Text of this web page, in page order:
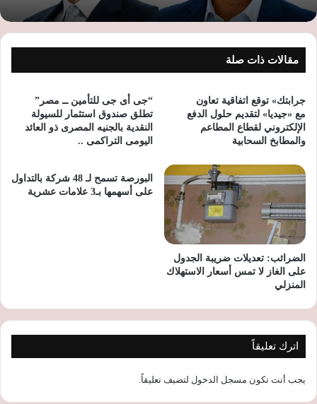
مقالات ذات صلة
جرابتك» توقع اتفاقية تعاون
مع «جيديا» لتقديم حلول الدفع
الإلكتروني لقطاع المطاعم
والمطابخ السحابية
“جى أى جى للتأمين ــ مصر”
تطلق صندوق استثمار للسيولة
النقدية بالجنيه المصرى ذو العائد
اليومى التراكمى ..
الضرائب: تعديلات ضريبة الجدول
على الغاز لا تمس أسعار الاستهلاك
المنزلي
البورصة تسمح لـ 48 شركة بالتداول
على أسهمها بـ3 علامات عشرية
اترك تعليقاً
يجب أنت تكون مسجل الدخول لتضيف تعليقاً.